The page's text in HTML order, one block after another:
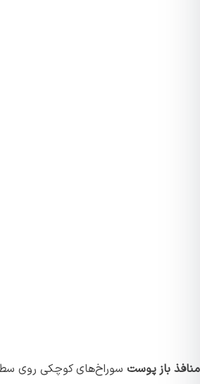
باز پوستسوراخ‌های کوچکی روی سطح